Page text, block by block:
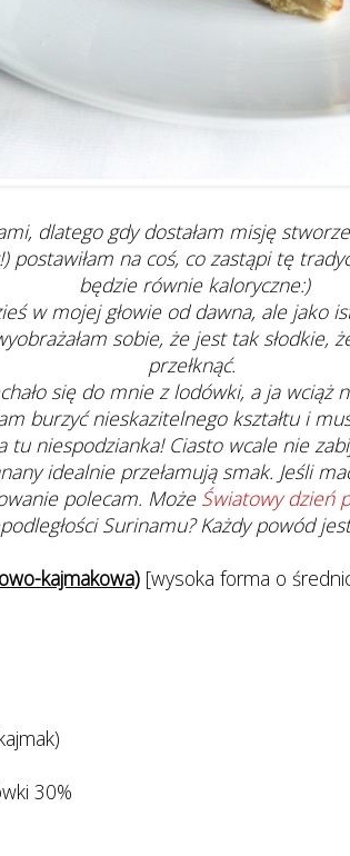
dlatego gdy dostałam misję
postawiłam na coś, co zastąpi tę
będzie równie kaloryczne:)
w mojej głowie od dawna, ale jako
sobie, że jest tak słodkie,
przełknąć.
się do mnie z lodówki, a ja wciąż
burzyć nieskazitelnego kształtu i
tu niespodzianka! Ciasto wcale nie
idealnie przełamują smak. Jeśli
polecam. Może Światowy dzień
Surinamu? Każdy powód
kajmakowa) [wysoka forma o
30%